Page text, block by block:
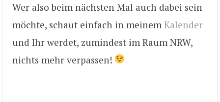
Wer also beim nächsten Mal auch dabei sein
möchte, schaut einfach in meinem Kalender
und Ihr werdet, zumindest im Raum NRW,
nichts mehr verpassen!